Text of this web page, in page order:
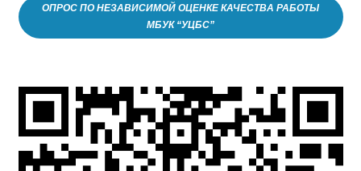
ОПРОС ПО НЕЗАВИСИМОЙ ОЦЕНКЕ КАЧЕСТВА РАБОТЫ
МБУК “УЦБС”